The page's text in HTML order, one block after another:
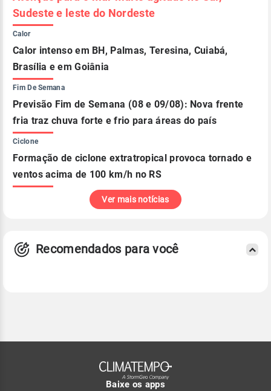
Sudeste e leste do Nordeste
Calor
Calor intenso em BH, Palmas, Teresina, Cuiabá,
Brasília e em Goiânia
Fim De Semana
Previsão Fim de Semana (08 e 09/08): Nova frente
fria traz chuva forte e frio para áreas do país
Ciclone
Formação de ciclone extratropical provoca tornado e
ventos acima de 100 km/h no RS
Ver mais notícias
Recomendados para você
Baixe os apps